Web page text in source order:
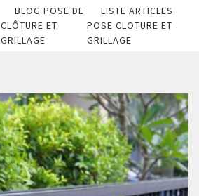
BLOG POSE DE
CLÔTURE ET
GRILLAGE
LISTE ARTICLES
POSE CLOTURE ET
GRILLAGE